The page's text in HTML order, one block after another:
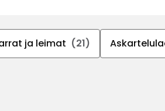
ja leimat (21)